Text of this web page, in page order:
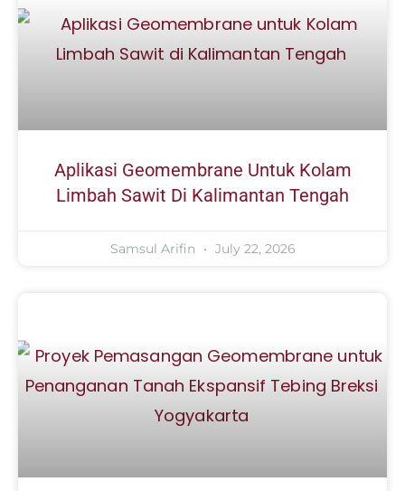
Aplikasi Geomembrane Untuk Kolam
Limbah Sawit Di Kalimantan Tengah
Samsul Arifin July 22, 2026